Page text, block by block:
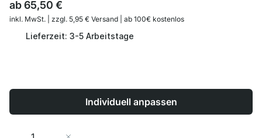
ab65,50 €
inkl. MwSt. | zzgl. 5,95 € Versand | ab 100€ kostenlos
Lieferzeit: 3-5 Arbeitstage
Individuell anpassen
Menge